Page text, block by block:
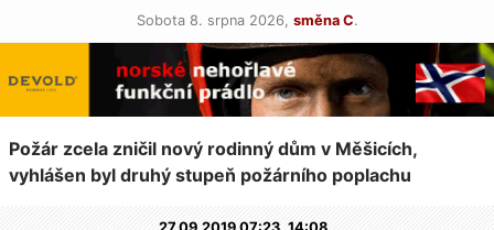
Sobota 8. srpna 2026, směna C.
Požár zcela zničil nový rodinný dům v Měšicích,
vyhlášen byl druhý stupeň požárního poplachu